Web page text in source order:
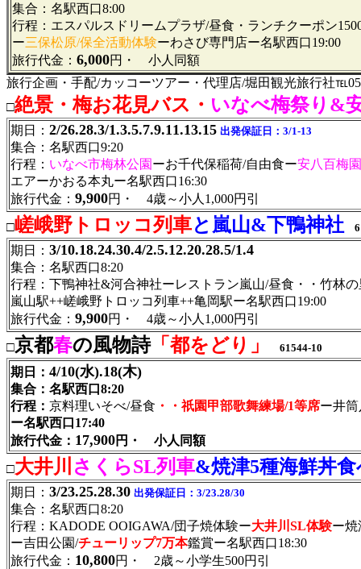
集合：名駅西口8:00
行程：エスパルスドリームプラザ/昼食・ランチクーポン
ー三保松原/保全活動体験ーわさび専門店ー名駅西口19:00
旅行代金： 6,000円・ 小人同額
旅行企画・手配/カッコーツアー・代理店/堀田観光旅行社
□絶景・梅お花見バス・ いなべ梅祭り&
期日： 2/26.28.3/1.3.5.7.9.11.13.15 出発保証日：3/1-13
集合：名駅西口9:20
行程： いなべ市梅林公園 ーお千代保稲荷/自由食ー安八百梅園
エアーかおる本丸ー名駅西口16:30
旅行代金： 9,900円・ 4歳～小人1,000円引
□嵯峨野トロッコ列車と嵐山&下鴨神社
期日： 3/10.18.24.30.4/2.5.12.20.28.5/1.4
集合：名駅西口8:20
行程：下鴨神社&河合神社ーレストラン嵐山/昼食・・竹林
嵐山駅++嵯峨野トロッコ列車++亀岡駅ー名駅西口19:00
旅行代金： 9,900円・ 4歳～小人1,000円引
□京都春の風物詩「都をどり」 61544-10
期日： 4/10(水).18(木)
集合：名駅西口8:20
行程： 京料理いそべ/昼食 ・・祇園甲部歌舞練場/1等席ー井
ー名駅西口17:40
旅行代金： 17,900円・ 小人同額
□大井川 さくらSL列車&焼津5種海鮮丼
期日： 3/23.25.28.30 出発保証日：3/23.28/30
集合：名駅西口8:20
行程：KADODE OOIGAWA/団子焼体験ー大井川SL体験ー焼
ー吉田公園/チューリップ7万本鑑賞ー名駅西口18:30
旅行代金： 10,800円・ 2歳～小学生500円引